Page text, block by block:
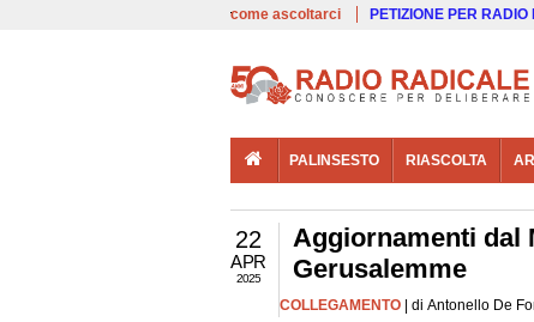
come ascoltarci PETIZIONE PER
PALINSESTO RIASCOLTA
22
APR
2025
Aggiornamenti dal
Gerusalemme
COLLEGAMENTO | di Antonello De